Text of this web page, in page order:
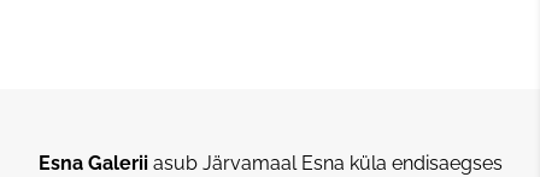
Esna Galeriiasub Järvamaal Esna küla endisaegses